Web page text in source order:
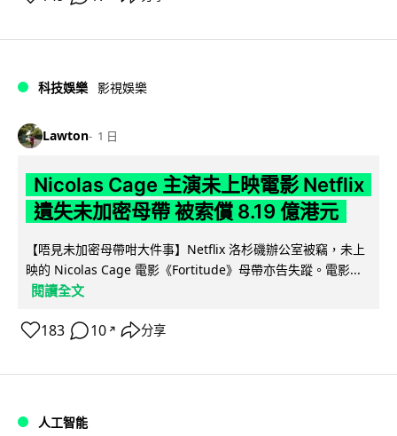
科技娛樂 影視娛樂
Lawton 1 日
Nicolas Cage 主演未上映電影 Netflix
遺失未加密母帶 被索償 8.19 億港元
【唔見未加密母帶咁大件事】Netflix 洛杉磯辦公室被竊，未上
映的 Nicolas Cage 電影《Fortitude》母帶亦告失蹤。電影...
閱讀全文
183 10 ↗ 分享
人工智能